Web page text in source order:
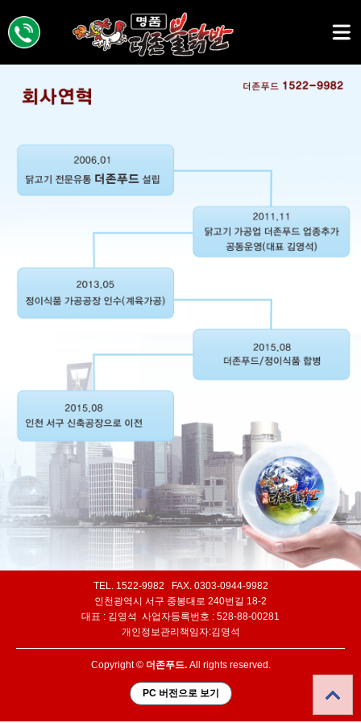
TEL. 1522-9982 FAX. 0303-0944-9982
인천광역시 서구 중봉대로 240번길 18-2
대표 : 김영석 사업자등록번호 : 528-88-00281
개인정보관리책임자:김영석
Copyright © 더존푸드.All rights reserved.
PC 버전으로 보기